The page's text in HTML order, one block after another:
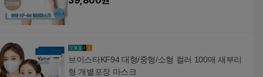
브이스타KF94 대형/중형/소형 컬러 100매 새부리
형 개별포장 마스크